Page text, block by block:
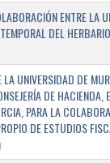
ENTRE LA
DEL
LA UNIVERSIDAD DE
DE
PARA LA
DE ESTUDIOS